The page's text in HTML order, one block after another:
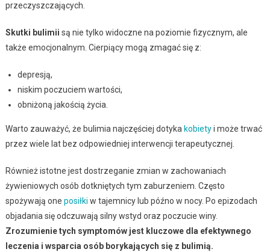
przeczyszczających.
Skutki bulimii są nie tylko widoczne na poziomie fizycznym, ale
także emocjonalnym. Cierpiący mogą zmagać się z:
depresją,
niskim poczuciem wartości,
obniżoną jakością życia.
Warto zauważyć, że bulimia najczęściej dotyka kobietyi może trwać
przez wiele lat bez odpowiedniej interwencji terapeutycznej.
Również istotne jest dostrzeganie zmian w zachowaniach
żywieniowych osób dotkniętych tym zaburzeniem. Często
spożywają one posiłki w tajemnicy lub późno w nocy. Po epizodach
objadania się odczuwają silny wstyd oraz poczucie winy.
Zrozumienie tych symptomów jest kluczowe dla efektywnego
leczenia i wsparcia osób borykających się z bulimią.